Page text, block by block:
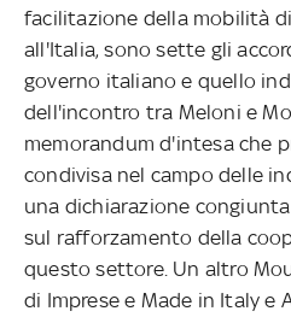
facilitazione della mobilità
all'Italia, sono sette gli
governo italiano e quello
dell'incontro tra Meloni e
memorandum d'intesa che
condivisa nel campo delle
una dichiarazione
sul rafforzamento della
questo settore. Un altro
di Imprese e Made in Italy e